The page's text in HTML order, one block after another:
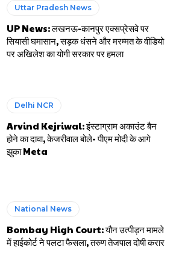
Uttar Pradesh News
UP News: लखनऊ-कानपुर एक्सप्रेसवे पर
सियासी घमासान, सड़क धंसने और मरम्मत के वीडियो
पर अखिलेश का योगी सरकार पर हमला
Delhi NCR
Arvind Kejriwal: इंस्टाग्राम अकाउंट बैन
होने का दावा, केजरीवाल बोले- पीएम मोदी के आगे
झुका Meta
National News
Bombay High Court: यौन उत्पीड़न मामले
में हाईकोर्ट ने पलटा फैसला, तरुण तेजपाल दोषी करार